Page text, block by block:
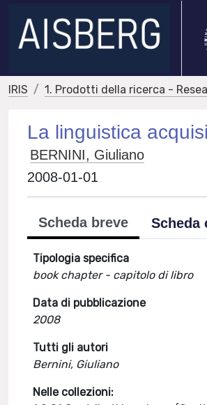
IRIS 1. Prodotti della ricerca -
La linguistica
BERNINI, Giuliano
2008-01-01
Scheda breve Scheda
Tipologia specifica
book chapter - capitolo di libro
Data di pubblicazione
2008
Tutti gli autori
Bernini, Giuliano
Nelle collezioni: